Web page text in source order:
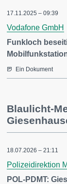
17.11.2025 – 09:39
Vodafone GmbH
Funkloch
Ein Dokument
Blaulicht-
18.07.2026 – 21:11
Polizeidirektion
POL-PDMT: